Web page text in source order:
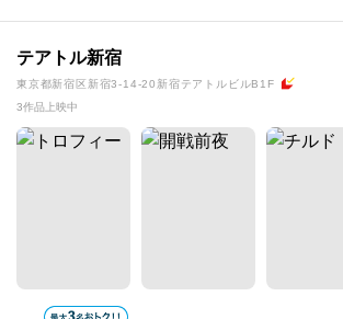
テアトル新宿
東京都新宿区新宿3-14-20新宿テアトルビルB1F
3作品上映中